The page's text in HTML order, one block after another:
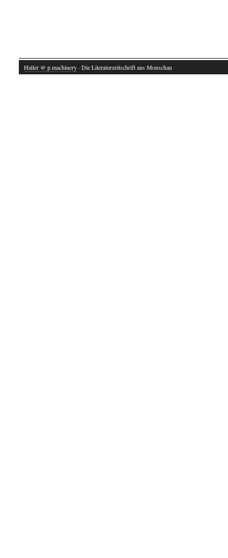
Haller @ p.machinery · Die Literaturzeitschrift aus Monschau